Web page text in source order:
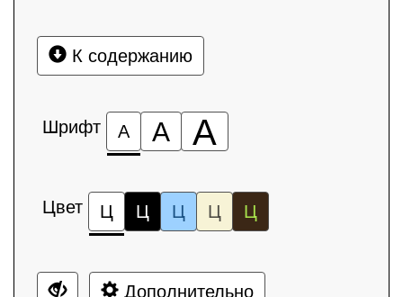
К содержанию
Шрифт А А А
Цвет Ц Ц Ц Ц Ц
Дополнительно